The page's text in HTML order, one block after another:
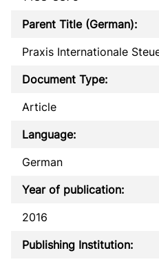
Parent Title (German):
Praxis Internationale
Document Type:
Article
Language:
German
Year of publication:
2016
Publishing Institution: